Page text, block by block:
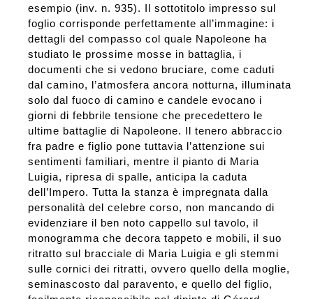
esempio (inv. n. 935). Il sottotitolo impresso sul
foglio corrisponde perfettamente all’immagine: i
dettagli del compasso col quale Napoleone ha
studiato le prossime mosse in battaglia, i
documenti che si vedono bruciare, come caduti
dal camino, l’atmosfera ancora notturna, illuminata
solo dal fuoco di camino e candele evocano i
giorni di febbrile tensione che precedettero le
ultime battaglie di Napoleone. Il tenero abbraccio
fra padre e figlio pone tuttavia l’attenzione sui
sentimenti familiari, mentre il pianto di Maria
Luigia, ripresa di spalle, anticipa la caduta
dell’Impero. Tutta la stanza è impregnata dalla
personalità del celebre corso, non mancando di
evidenziare il ben noto cappello sul tavolo, il
monogramma che decora tappeto e mobili, il suo
ritratto sul bracciale di Maria Luigia e gli stemmi
sulle cornici dei ritratti, ovvero quello della moglie,
seminascosto dal paravento, e quello del figlio,